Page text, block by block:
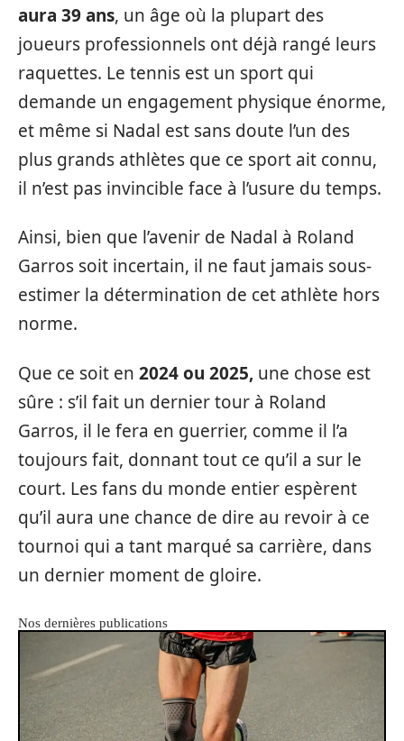
aura 39 ans, un âge où la plupart des
joueurs professionnels ont déjà rangé leurs
raquettes. Le tennis est un sport qui
demande un engagement physique énorme,
et même si Nadal est sans doute l’un des
plus grands athlètes que ce sport ait connu,
il n’est pas invincible face à l’usure du temps.
Ainsi, bien que l’avenir de Nadal à Roland
Garros soit incertain, il ne faut jamais sous-
estimer la détermination de cet athlète hors
norme.
Que ce soit en 2024 ou 2025, une chose est
sûre : s’il fait un dernier tour à Roland
Garros, il le fera en guerrier, comme il l’a
toujours fait, donnant tout ce qu’il a sur le
court. Les fans du monde entier espèrent
qu’il aura une chance de dire au revoir à ce
tournoi qui a tant marqué sa carrière, dans
un dernier moment de gloire.
Nos dernières publications